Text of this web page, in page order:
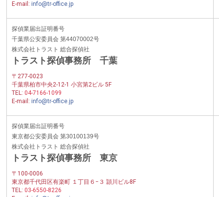
E-mail:info@tr-office.jp
探偵業届出証明番号
千葉県公安委員会 第44070002号
株式会社トラスト 総合探偵社
トラスト探偵事務所 千葉
〒277-0023
千葉県柏市中央2-12-1 小宮第2ビル 5F
TEL:04-7166-1099
E-mail:info@tr-office.jp
探偵業届出証明番号
東京都公安委員会 第30100139号
株式会社トラスト 総合探偵社
トラスト探偵事務所 東京
〒100-0006
東京都千代田区有楽町 １丁目６−３ 頴川ビル8F
TEL:03-6550-8226